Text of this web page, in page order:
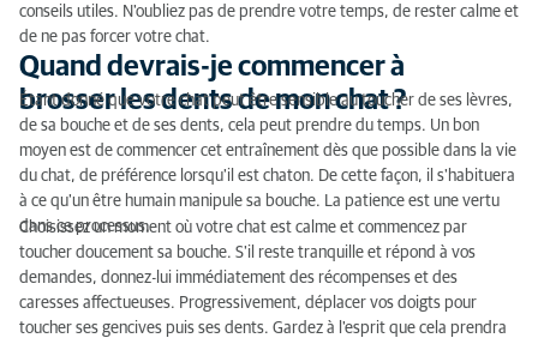
Les outils dont vous aurez besoin pour brosser les
dents de votre chat
Comment brosser les dents de votre chat ?
À quelle fréquence dois-je brosser les dents de mon
chat ?
conseils utiles. N'oubliez pas de prendre votre temps, de rester calme et
de ne pas forcer votre chat.
Quand devrais-je commencer à
brosser les dents de mon chat ?
Étant donné que votre chat peut être sensible au toucher de ses lèvres,
de sa bouche et de ses dents, cela peut prendre du temps. Un bon
moyen est de commencer cet entraînement dès que possible dans la vie
du chat, de préférence lorsqu'il est chaton. De cette façon, il s'habituera
à ce qu'un être humain manipule sa bouche. La patience est une vertu
dans ce processus.
Choisissez un moment où votre chat est calme et commencez par
toucher doucement sa bouche. S'il reste tranquille et répond à vos
demandes, donnez-lui immédiatement des récompenses et des
caresses affectueuses. Progressivement, déplacer vos doigts pour
toucher ses gencives puis ses dents. Gardez à l'esprit que cela prendra